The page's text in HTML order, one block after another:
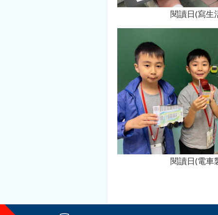
閱讀日(寫生
閱讀日(電車